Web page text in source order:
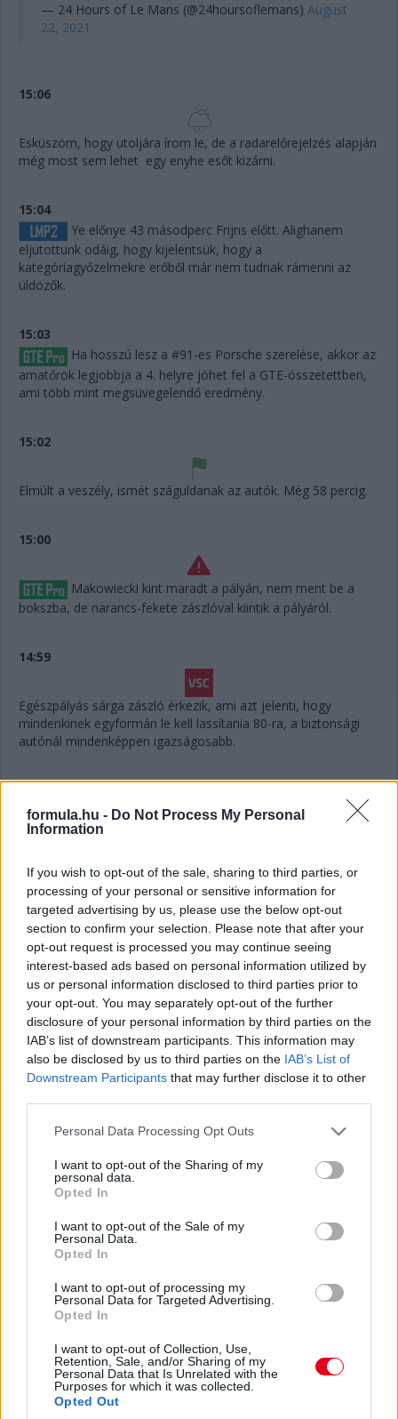
formula.hu - Do Not Process My Personal
Information
If you wish to opt-out of the sale, sharing to third parties, or
processing of your personal or sensitive information for
targeted advertising by us, please use the below opt-out
section to confirm your selection. Please note that after your
opt-out request is processed you may continue seeing
interest-based ads based on personal information utilized by
us or personal information disclosed to third parties prior to
your opt-out. You may separately opt-out of the further
disclosure of your personal information by third parties on the
IAB’s list of downstream participants. This information may
also be disclosed by us to third parties on the IAB’s List of
Downstream Participants that may further disclose it to other
Please note that this website/app uses one or more Google
not limited to your visit or usage behaviour. You may click to
grant or deny consent to Google and its third-party tags to
use your data for below specified purposes in below Google
consent section.
Personal Data Processing Opt Outs
I want to opt-out of the Sharing of my
personal data.
Opted In
I want to opt-out of the Sale of my
Personal Data.
Opted In
I want to opt-out of processing my
Personal Data for Targeted Advertising.
Opted In
I want to opt-out of Collection, Use,
Retention, Sale, and/or Sharing of my
Personal Data that Is Unrelated with the
Purposes for which it was collected.
Opted Out
— 24 Hours of Le Mans (@24hoursoflemans) August
22, 2021
15:06
Esküszöm, hogy utoljára írom le, de a radarelőrejelzés alapján
még most sem lehet egy enyhe esőt kizárni.
15:04
Ye előnye 43 másodperc Frijns előtt. Alighanem
eljutottunk odáig, hogy kijelentsük, hogy a
kategóriagyőzelmekre erőből már nem tudnak rámenni az
üldözők.
15:03
Ha hosszú lesz a #91-es Porsche szerelése, akkor az
amatőrök legjobbja a 4. helyre jöhet fel a GTE-összetettben,
ami több mint megsüvegelendő eredmény.
15:02
Elmúlt a veszély, ismét száguldanak az autók. Még 58 percig.
15:00
Makowiecki kint maradt a pályán, nem ment be a
bokszba, de narancs-fekete zászlóval kiintik a pályáról.
14:59
Egészpályás sárga zászló érkezik, ami azt jelenti, hogy
mindenkinek egyformán le kell lassítania 80-ra, a biztonsági
autónál mindenképpen igazságosabb.
Megvolt a #41-es utolsó előtti kiállása is, Yifei maradt
az autóban.
14:56
Húha! Makowiecki keresztülszáguldott az utolsó
sikánon, és elhagyta a diffúzorát! Aztán újabb darabok esnek
le az autóról, aminek elment a fékje a kritikus pillanatban a
versenyző elmondása szerint.
14:53
A hátsó gumikat le tudták ugyan cserélni, de megint
ugrálni kellett az autón, mert az emelő, az bizony továbbra
sem működik rendesen.
Hajjajj... A #31-es kerékcserén. Vajon most sima
estek ki, de semmi jele nincs annak, hogy ez az autó még
megmozdulna. Maradtak 45-en.
Egyre közelebb az eső. Egyre-egyre közelebb.